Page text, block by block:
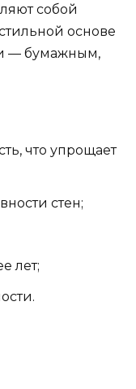
собой
основе
— бумажным,
что упрощает
стен;
лет;